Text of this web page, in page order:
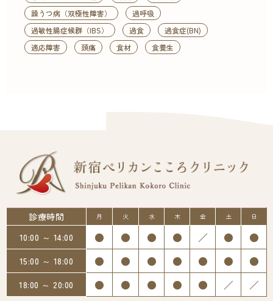
躁うつ病（双極性障害）
過呼吸
過敏性腸症候群（IBS）
過食
過食症(BN)
適応障害
頭痛 食材 食養生
診療時間 月 火 水 木 金 土 日
10:00 ～ 14:00 ● ● ● ● ／ ● ●
15:00 ～ 18:00 ● ● ● ● ● ● ●
18:00 ～ 20:00 ● ● ● ● ● ／ ／